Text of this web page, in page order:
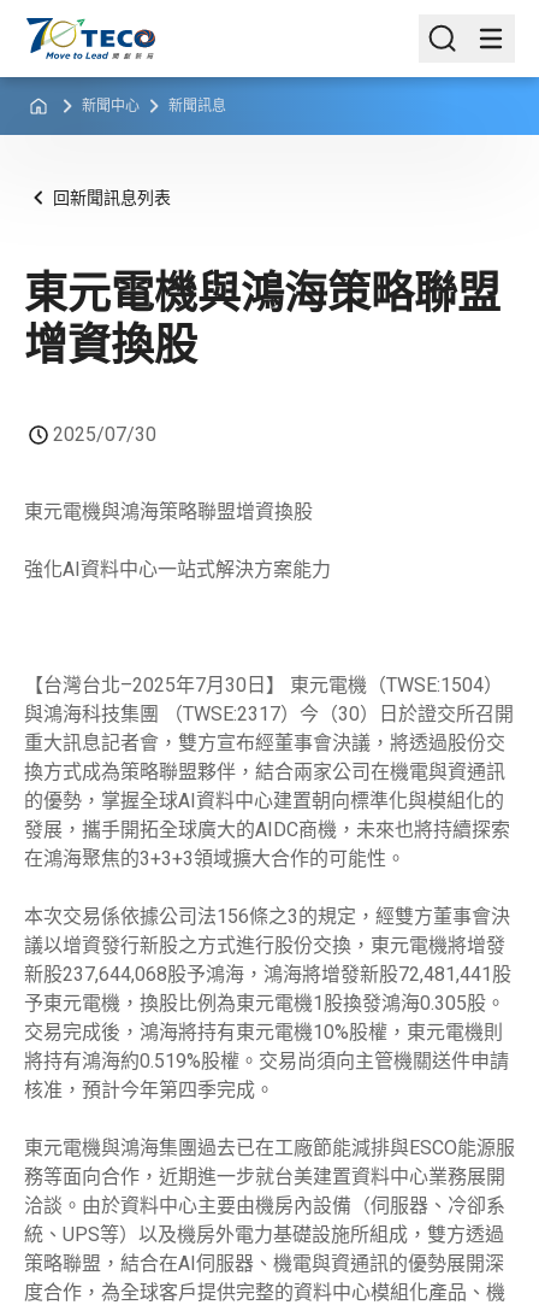
新聞中心 新聞訊息
回新聞訊息列表
東元電機與鴻海策略聯盟
增資換股
2025/07/30
東元電機與鴻海策略聯盟增資換股
強化AI資料中心一站式解決方案能力
【台灣台北–2025年7月30日】 東元電機（TWSE:1504）
與鴻海科技集團 （TWSE:2317）今（30）日於證交所召開
重大訊息記者會，雙方宣布經董事會決議，將透過股份交
換方式成為策略聯盟夥伴，結合兩家公司在機電與資通訊
的優勢，掌握全球AI資料中心建置朝向標準化與模組化的
發展，攜手開拓全球廣大的AIDC商機，未來也將持續探索
在鴻海聚焦的3+3+3領域擴大合作的可能性。
本次交易係依據公司法156條之3的規定，經雙方董事會決
議以增資發行新股之方式進行股份交換，東元電機將增發
新股237,644,068股予鴻海，鴻海將增發新股72,481,441股
予東元電機，換股比例為東元電機1股換發鴻海0.305股。
交易完成後，鴻海將持有東元電機10%股權，東元電機則
將持有鴻海約0.519%股權。交易尚須向主管機關送件申請
核准，預計今年第四季完成。
東元電機與鴻海集團過去已在工廠節能減排與ESCO能源服
務等面向合作，近期進一步就台美建置資料中心業務展開
洽談。由於資料中心主要由機房內設備（伺服器、冷卻系
統、UPS等）以及機房外電力基礎設施所組成，雙方透過
策略聯盟，結合在AI伺服器、機電與資通訊的優勢展開深
度合作，為全球客戶提供完整的資料中心模組化產品、機